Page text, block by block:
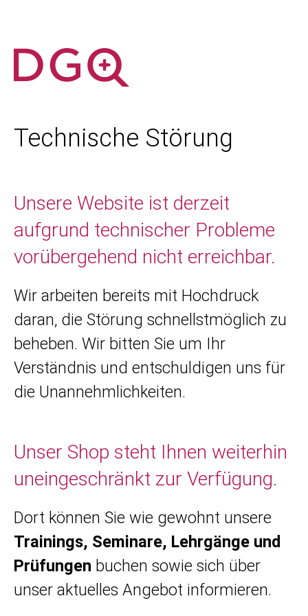
Technische Störung
Unsere Website ist derzeit
aufgrund technischer Probleme
vorübergehend nicht erreichbar.
Wir arbeiten bereits mit Hochdruck
daran, die Störung schnellstmöglich zu
beheben. Wir bitten Sie um Ihr
Verständnis und entschuldigen uns für
die Unannehmlichkeiten.
Unser Shop steht Ihnen weiterhin
uneingeschränkt zur Verfügung.
Dort können Sie wie gewohnt unsere
Trainings, Seminare, Lehrgänge und
Prüfungen buchen sowie sich über
unser aktuelles Angebot informieren.